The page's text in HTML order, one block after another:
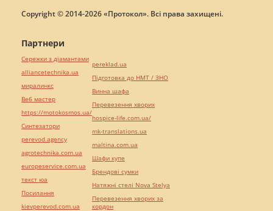
Copyright © 2014-2026 «Протокол». Всі права захищені.
Партнери
Сережки з діамантами
alliancetechnika.ua
миралинкс
Веб мастер
https://motokosmos.ua/
Синтезатори
perevod.agency
agrotechnika.com.ua
europeservice.com.ua
текст юа
Посилання
kievperevod.com.ua
pereklad.ua
Підготовка до НМТ / ЗНО
Винна шафа
Перевезення хворих
hospice-life.com.ua/
mk-translations.ua
maltina.com.ua
Шафи купе
Брендові сумки
Натяжні стелі Nova Stelya
Перевезення хворих за
кордон